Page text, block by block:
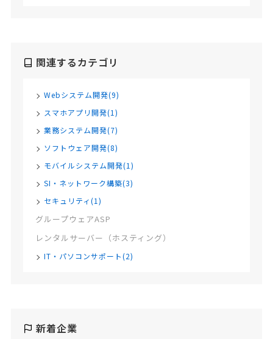
関連するカテゴリ
Webシステム開発(9)
スマホアプリ開発(1)
業務システム開発(7)
ソフトウェア開発(8)
モバイルシステム開発(1)
SI・ネットワーク構築(3)
セキュリティ(1)
グループウェアASP
レンタルサーバー（ホスティング）
IT・パソコンサポート(2)
新着企業